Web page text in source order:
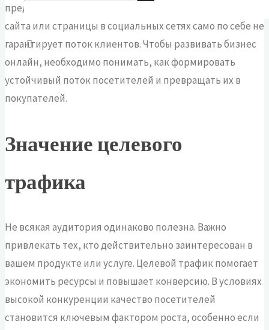
по:
предпринимателей новые горизонты. Однако наличие
сайта или страницы в социальных сетях само по себе не
гарантирует поток клиентов. Чтобы развивать бизнес
онлайн, необходимо понимать, как формировать
устойчивый поток посетителей и превращать их в
покупателей.
Значение целевого
трафика
Не всякая аудитория одинаково полезна. Важно
привлекать тех, кто действительно заинтересован в
вашем продукте или услуге. Целевой трафик помогает
экономить ресурсы и повышает конверсию. В условиях
высокой конкуренции качество посетителей
становится ключевым фактором роста, особенно если